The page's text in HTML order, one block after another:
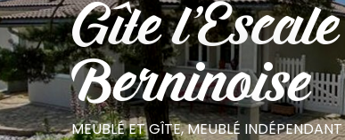
Gîte l'Escale
Berninoise
MEUBLÉ ET GÎTE,MEUBLÉ INDÉPENDANT